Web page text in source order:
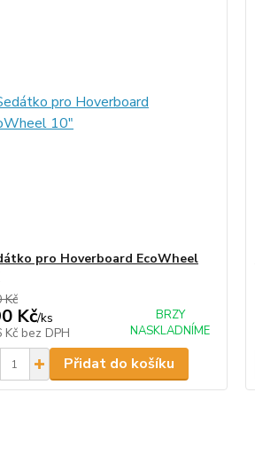
pro Hoverboard EcoWheel
Kč
Kč/ks
Kč bez DPH
BRZY
NASKLADNÍME
Přidat do košíku